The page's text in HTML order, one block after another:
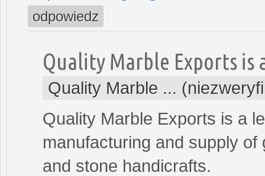
odpowiedz
Quality Marble Exports is
Quality Marble ...
Quality Marble Exports is a
manufacturing and supply
and stone handicrafts.